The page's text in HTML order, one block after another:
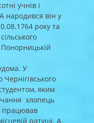
учнів і
народився він у
року та
У
яким
хлопець
працював
ратуші. А